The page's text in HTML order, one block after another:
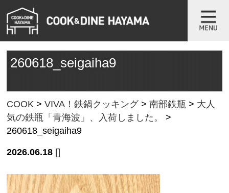
260618_seigaiha9
COOK >VIVA！鉄鍋クッキング>南部鉄瓶 > 大人
気の鉄瓶「青海波」、入荷しました。
>
260618_seigaiha9
2026.06.18 []